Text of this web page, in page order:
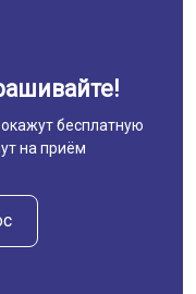
бесплатную
на приём